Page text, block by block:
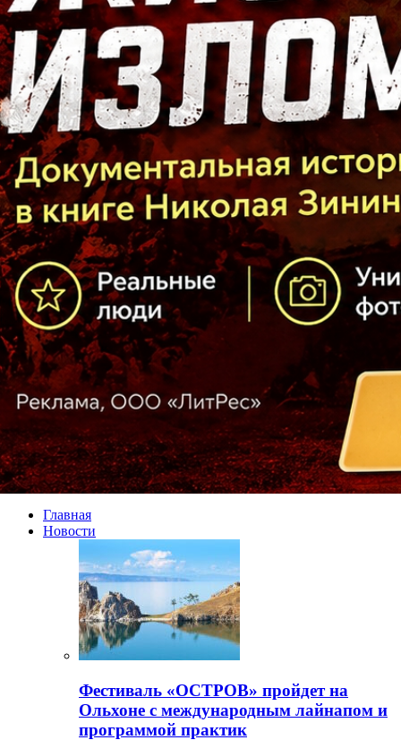
Главная
Новости
Фестиваль «ОСТРОВ» пройдет на
Ольхоне с международным лайнапом и
программой практик